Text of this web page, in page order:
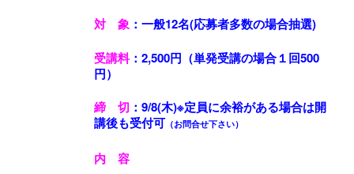
対 象 ：一般12名(応募者多数の場合抽選)
受講料：2,500円（単発受講の場合１回500
円）
締 切 ：9/8(木)※定員に余裕がある場合は開
講後も受付可 （お問合せ下さい）
内 容